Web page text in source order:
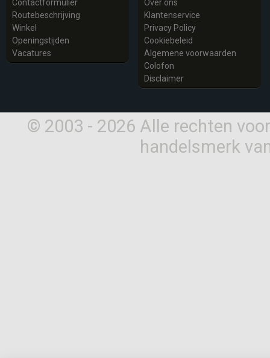
Contactformulier
Routebeschrijving
Winkel
Openingstijden
Vacatures
Over ons
Klantenservice
Privacy Policy
Cookiebeleid
Algemene voorwaarden
Colofon
Disclaimer
© 2003 - 2026 Alle rechten
handelsmerk